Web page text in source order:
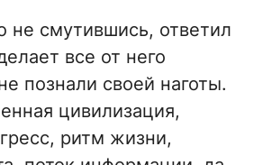
не смутившись, ответил
все от него
познали своей наготы.
цивилизация,
ритм жизни,